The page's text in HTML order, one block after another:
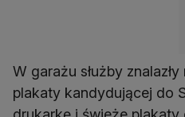
W garażu służby
plakaty kandydującej do